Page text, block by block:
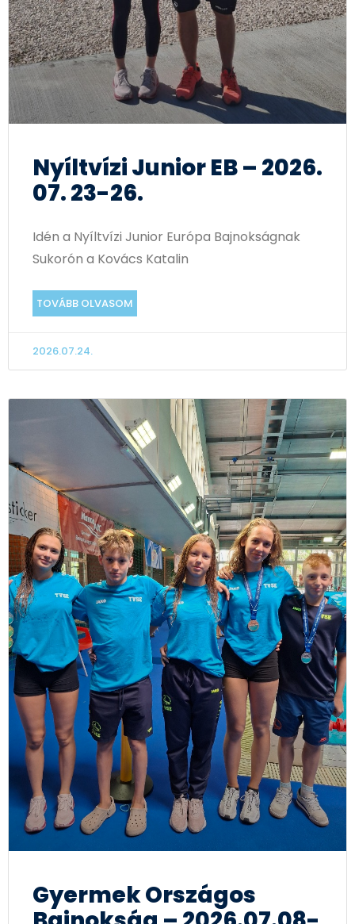
Nyíltvízi Junior EB – 2026.
07. 23-26.
Idén a Nyíltvízi Junior Európa Bajnokságnak
Sukorón a Kovács Katalin
TOVÁBB OLVASOM
2026.07.24.
Gyermek Országos